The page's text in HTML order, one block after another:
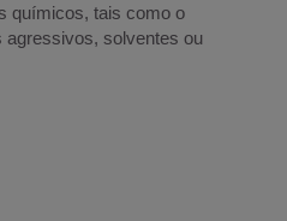
químicos, tais como o
agressivos, solventes ou